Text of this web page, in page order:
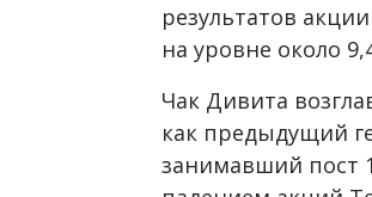
результатов
на уровне около
Чак Дивита
как предыдущий
занимавший пост